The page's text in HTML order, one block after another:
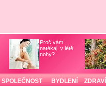
Proč vám
natékají v létě
nohy?
SPOLEČNOST BYDLENÍ ZDRAVÍ